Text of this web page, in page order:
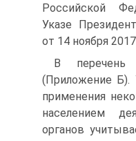
Российской
Указе
от 14 ноября
В перечень
(Приложение Б).
применения
населением
органов